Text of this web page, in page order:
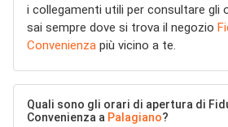
i collegamenti utili per consultare gli
sai sempre dove si trova il negozio
Convenienza più vicino a te.
Quali sono gli orari di apertura di
Convenienza a Palagiano?